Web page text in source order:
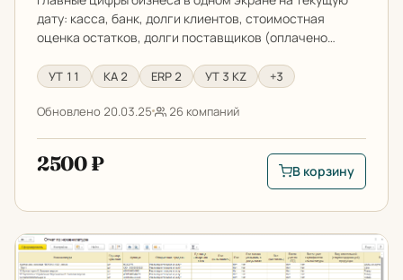
дату: касса, банк, долги клиентов, стоимостная
оценка остатков, долги поставщиков (оплачено…
УТ 11 КА 2 ERP 2 УТ 3 KZ +3
Обновлено 20.03.25 26 компаний
2500 ₽
В корзину:
В корзину
Отчет по номенклатуре (с доп. реквизитами) в 1С